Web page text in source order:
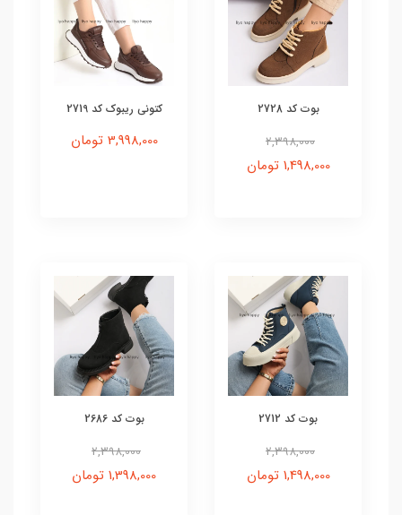
بوت کد 2728
2,398,000
1,498,000 تومان
کتونی ریبوک کد 2719
3,998,000 تومان
بوت کد 2712
2,398,000
1,498,000 تومان
بوت کد 2686
2,398,000
1,398,000 تومان